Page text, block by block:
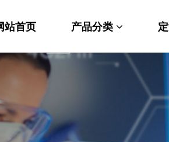
站首页 产品分类
材料科学
生命科学